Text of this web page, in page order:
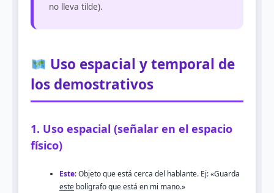
no lleva tilde).
Uso espacial y temporal de
los demostrativos
1. Uso espacial (señalar en el espacio
físico)
Este: Objeto que está cerca del hablante. Ej: «Guarda
este bolígrafo que está en mi mano.»